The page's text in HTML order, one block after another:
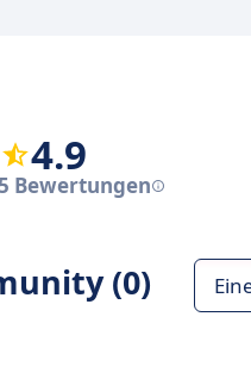
4.9
Bewertungen
(0)